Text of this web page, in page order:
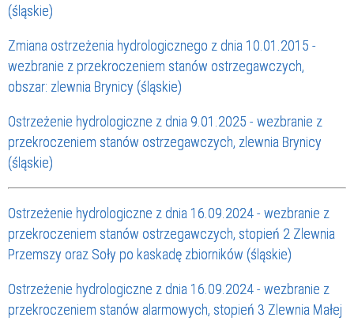
(śląskie)
Zmiana ostrzeżenia hydrologicznego z dnia 10.01.2015 -
wezbranie z przekroczeniem stanów ostrzegawczych,
obszar: zlewnia Brynicy (śląskie)
Ostrzeżenie hydrologiczne z dnia 9.01.2025 - wezbranie z
przekroczeniem stanów ostrzegawczych, zlewnia Brynicy
(śląskie)
Ostrzeżenie hydrologiczne z dnia 16.09.2024 - wezbranie z
przekroczeniem stanów ostrzegawczych, stopień 2 Zlewnia
Przemszy oraz Soły po kaskadę zbiorników (śląskie)
Ostrzeżenie hydrologiczne z dnia 16.09.2024 - wezbranie z
przekroczeniem stanów alarmowych, stopień 3 Zlewnia Małej